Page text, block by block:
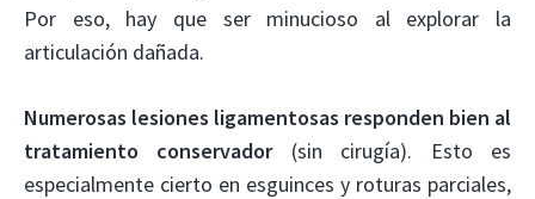
Por eso, hay que ser minucioso al explorar la
articulación dañada.
Numerosas lesiones ligamentosas responden bien al
tratamiento conservador(sin cirugía). Esto es
especialmente cierto en esguinces y roturas parciales,